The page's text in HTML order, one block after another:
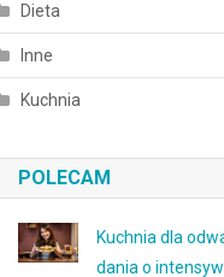
Dieta
Inne
Kuchnia
POLECAM
Kuchnia dla
dania o